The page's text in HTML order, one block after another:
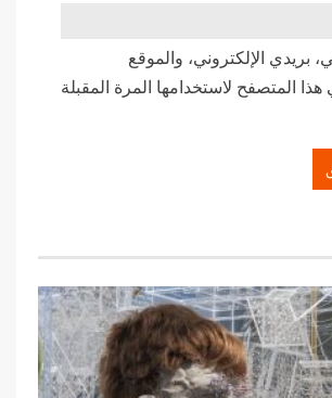
بريدي الإلكتروني، والموقع
هذا المتصفح لاستخدامها المرة المقبلة